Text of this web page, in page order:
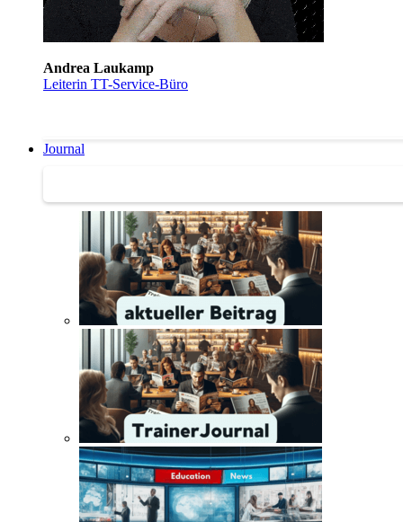
Andrea Laukamp
Leiterin TT-Service-Büro
Journal